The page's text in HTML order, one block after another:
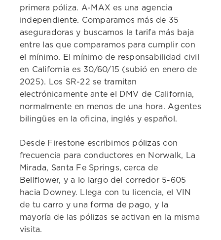
primera póliza. A-MAX es una agencia
independiente. Comparamos más de 35
aseguradoras y buscamos la tarifa más baja
entre las que comparamos para cumplir con
el mínimo. El mínimo de responsabilidad civil
en California es 30/60/15 (subió en enero de
2025). Los SR-22 se tramitan
electrónicamente ante el DMV de California,
normalmente en menos de una hora. Agentes
bilingües en la oficina, inglés y español.
Desde Firestone escribimos pólizas con
frecuencia para conductores en Norwalk, La
Mirada, Santa Fe Springs, cerca de
Bellflower, y a lo largo del corredor 5-605
hacia Downey. Llega con tu licencia, el VIN
de tu carro y una forma de pago, y la
mayoría de las pólizas se activan en la misma
visita.